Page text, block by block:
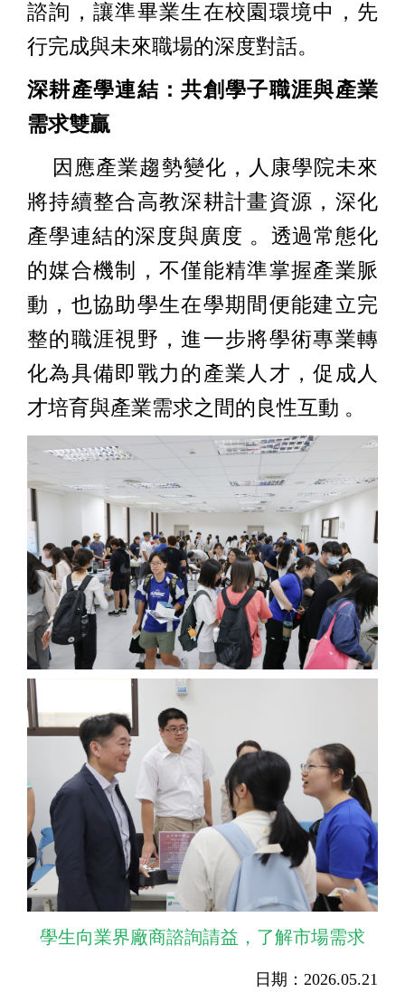
諮詢，讓準畢業生在校園環境中，先
行完成與未來職場的深度對話。
深耕產學連結：共創學子職涯與產業
需求雙贏
因應產業趨勢變化，人康學院未來
將持續整合高教深耕計畫資源，深化
產學連結的深度與廣度 。透過常態化
的媒合機制，不僅能精準掌握產業脈
動，也協助學生在學期間便能建立完
整的職涯視野，進一步將學術專業轉
化為具備即戰力的產業人才，促成人
才培育與產業需求之間的良性互動 。
學生向業界廠商諮詢請益，了解市場需求
日期：2026.05.21